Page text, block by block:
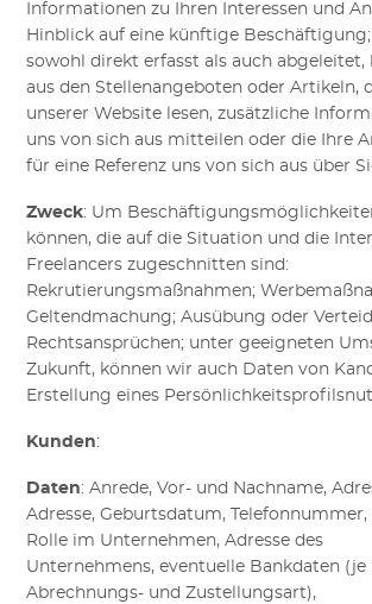
Informationen zu Ihren Interessen und
Hinblick auf eine künftige
sowohl direkt erfasst als auch abgeleitet,
aus den Stellenangeboten oder Artikeln,
unserer Website lesen, zusätzliche
uns von sich aus mitteilen oder die Ihre
für eine Referenz uns von sich aus über
Zweck: Um
können, die auf die Situation und die
Freelancers zugeschnitten sind:
Rekrutierungsmaßnahmen;
Geltendmachung; Ausübung oder
Rechtsansprüchen; unter geeigneten
Zukunft, können wir auch Daten von
Erstellung eines
Kunden:
Daten: Anrede, Vor- und Nachname,
Adresse, Geburtsdatum, Telefonnummer,
Rolle im Unternehmen, Adresse des
Unternehmens,eventuelle Bankdaten (je
Abrechnungs- und Zustellungsart) ,